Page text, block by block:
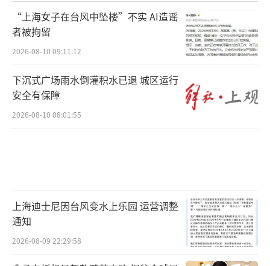
“上海女子在台风中坠楼”不实 AI造谣
者被拘留
2026-08-10 09:11:12
下沉式广场雨水倒灌积水已退 城区运行
安全有保障
2026-08-10 08:01:55
上海迪士尼因台风变水上乐园 运营调整
通知
2026-08-09 22:29:58